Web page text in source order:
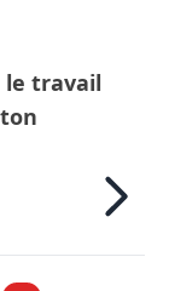
le travail